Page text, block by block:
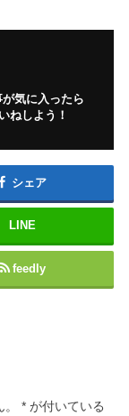
気に入ったら
ねしよう！
シェア
LINE
feedly
* が付いている